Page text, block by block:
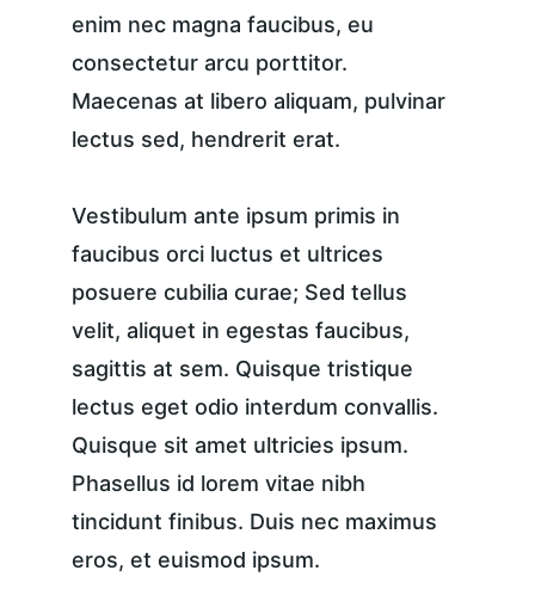
enim nec magna faucibus, eu
consectetur arcu porttitor.
Maecenas at libero aliquam, pulvinar
lectus sed, hendrerit erat.
Vestibulum ante ipsum primis in
faucibus orci luctus et ultrices
posuere cubilia curae; Sed tellus
velit, aliquet in egestas faucibus,
sagittis at sem. Quisque tristique
lectus eget odio interdum convallis.
Quisque sit amet ultricies ipsum.
Phasellus id lorem vitae nibh
tincidunt finibus. Duis nec maximus
eros, et euismod ipsum.